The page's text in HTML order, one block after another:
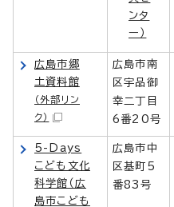
ンタ
ー）
広島市郷
土資料館
（外部リン
ク）
広島市南
区宇品御
幸二丁目
6番20号
5-Days
こども文化
科学館（広
島市こども
広島市中
区基町5
番83号